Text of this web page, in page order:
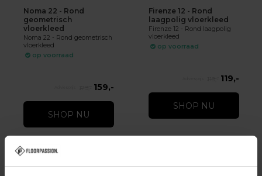
Noma 22 - Rond
geometrisch
vloerkleed
Noma 22 - Rond geometrisch
vloerkleed
op voorraad
159,-
SHOP NU
Firenze 12 - Rond
laagpolig vloerkleed
Firenze 12 - Rond laagpolig
vloerkleed
op voorraad
119,-
SHOP NU